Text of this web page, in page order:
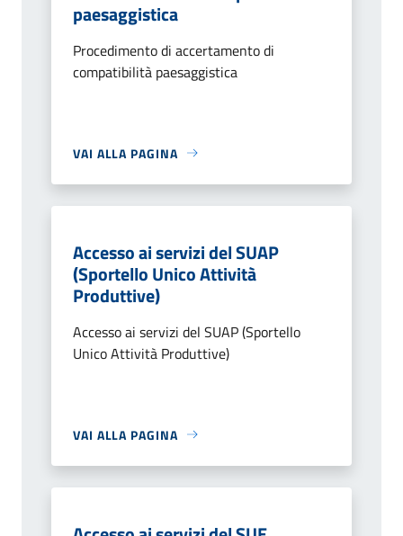
paesaggistica
Procedimento di accertamento di
compatibilità paesaggistica
VAI ALLA PAGINA
Accesso ai servizi del SUAP
(Sportello Unico Attività
Produttive)
Accesso ai servizi del SUAP (Sportello
Unico Attività Produttive)
VAI ALLA PAGINA